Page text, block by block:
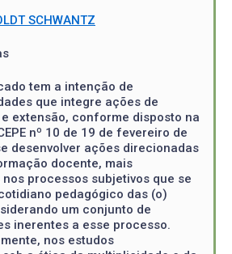
SCHWANTZ
tem a intenção de
que integre ações de
extensão, conforme disposto na
nº 10 de 19 de fevereiro de
desenvolver ações direcionadas
docente, mais
processos subjetivos que se
pedagógico das (o)
um conjunto de
inerentes a esse processo.
nos estudos